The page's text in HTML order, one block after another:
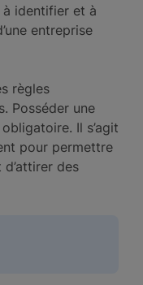
identifier et à
entreprise
règles
Posséder une
Il s’agit
pour permettre
des